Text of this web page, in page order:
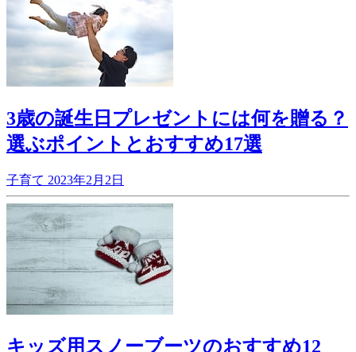
3歳の誕生日プレゼントには何を贈る？
選ぶポイントとおすすめ17選
子育て 2023年2月2日
キッズ用スノーブーツのおすすめ12